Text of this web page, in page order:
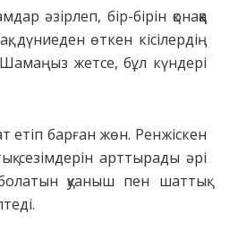
әзірлеп, бір-бірін қонаққа
дүниеден өткен кісілердің
жетсе, бұл күндері
барған жөн. Ренжіскен
сезімдерін арттырады әрі
қуаныш пен шаттық